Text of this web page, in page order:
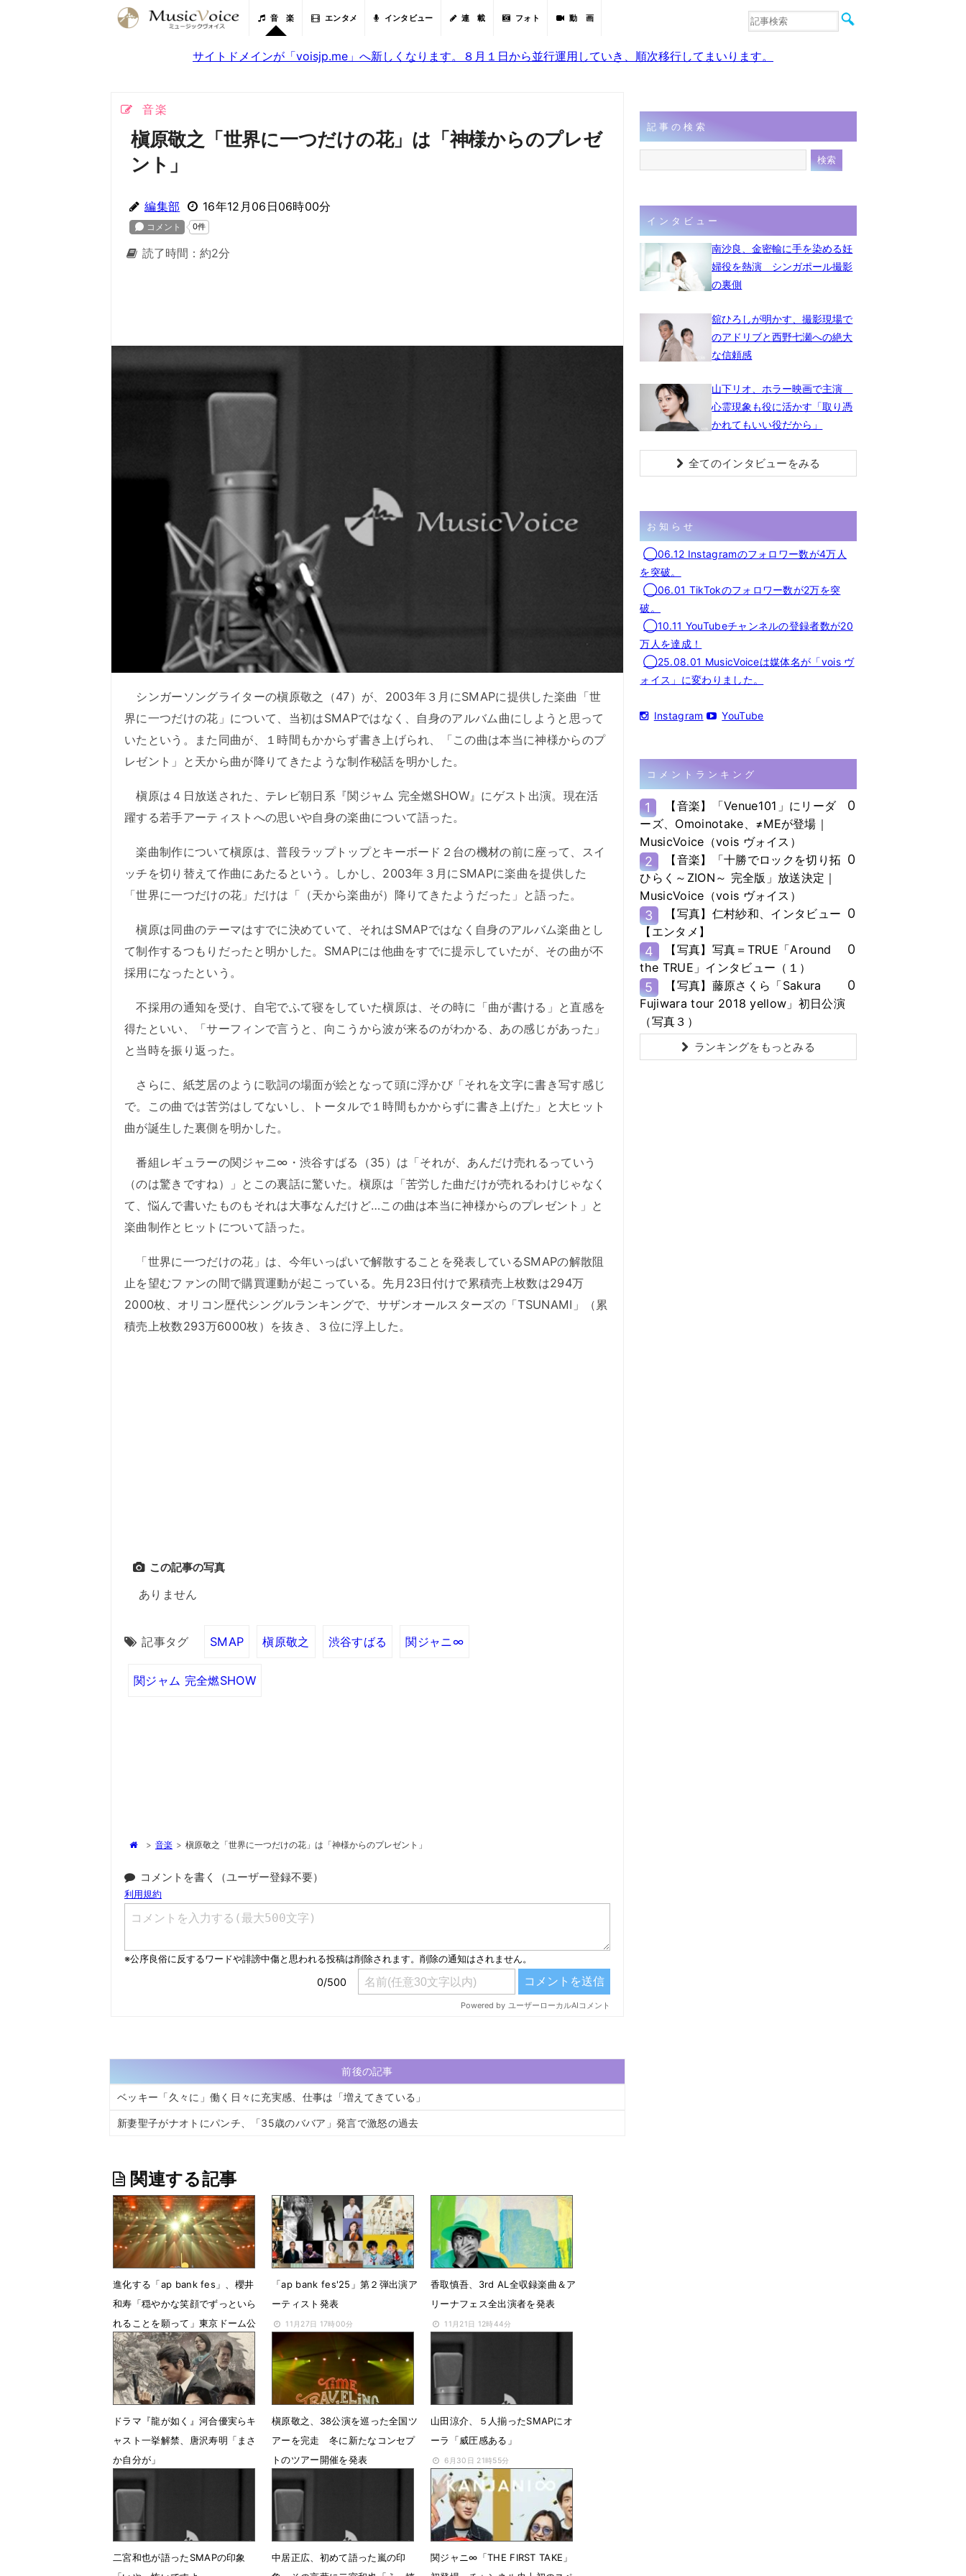
音 楽 エンタメ インタビュー 連 載 フォト 動 画
音楽
サイトドメインが「voisjp.me」へ新しくなります。８月１日から並行運用していき、順次移行してまいります。
音楽
槇原敬之「世界に一つだけの花」は「神様からのプレゼ
ント」
編集部 16年12月06日06時00分
読了時間：約2分
シンガーソングライターの槇原敬之（47）が、2003年３月にSMAPに提供した楽曲「世
界に一つだけの花」について、当初はSMAPではなく、自身のアルバム曲にしようと思って
いたという。また同曲が、１時間もかからず書き上げられ、「この曲は本当に神様からのプ
レゼント」と天から曲が降りてきたような制作秘話を明かした。
槇原は４日放送された、テレビ朝日系『関ジャム 完全燃SHOW』にゲスト出演。現在活
躍する若手アーティストへの思いや自身の楽曲について語った。
楽曲制作について槇原は、普段ラップトップとキーボード２台の機材の前に座って、スイ
ッチを切り替えて作曲にあたるという。しかし、2003年３月にSMAPに楽曲を提供した
「世界に一つだけの花」だけは「（天から楽曲が）降りてきたようだった」と語った。
槇原は同曲のテーマはすでに決めていて、それはSMAPではなく自身のアルバム楽曲とし
て制作するつもりだったと明かした。SMAPには他曲をすでに提示していたが、その曲が不
採用になったという。
不採用の通知を受け、自宅でふて寝をしていた槇原は、その時に「曲が書ける」と直感を
得たといい、「サーフィンで言うと、向こうから波が来るのがわかる、あの感じがあった」
と当時を振り返った。
さらに、紙芝居のように歌詞の場面が絵となって頭に浮かび「それを文字に書き写す感じ
で。この曲では苦労はしてないし、トータルで１時間もかからずに書き上げた」と大ヒット
曲が誕生した裏側を明かした。
番組レギュラーの関ジャニ∞・渋谷すばる（35）は「それが、あんだけ売れるっていう
（のは驚きですね）」とこの裏話に驚いた。槇原は「苦労した曲だけが売れるわけじゃなく
て、悩んで書いたものもそれは大事なんだけど…この曲は本当に神様からのプレゼント」と
楽曲制作とヒットについて語った。
「世界に一つだけの花」は、今年いっぱいで解散することを発表しているSMAPの解散阻
止を望むファンの間で購買運動が起こっている。先月23日付けで累積売上枚数は294万
2000枚、オリコン歴代シングルランキングで、サザンオールスターズの「TSUNAMI」（累
積売上枚数293万6000枚）を抜き、３位に浮上した。
この記事の写真
ありません
記事タグ SMAP 槇原敬之 渋谷すばる 関ジャニ∞
関ジャム 完全燃SHOW
> 音楽 > 槇原敬之「世界に一つだけの花」は「神様からのプレゼント」
コメントを書く（ユーザー登録不要）
前後の記事
ベッキー「久々に」働く日々に充実感、仕事は「増えてきている」
新妻聖子がナオトにパンチ、「35歳のババア」発言で激怒の過去
関連する記事
進化する「ap bank fes」、櫻井
和寿「穏やかな笑顔でずっといら
れることを願って」東京ドーム公
演初日レポート
2月17日 07時00分
「ap bank fes'25」第２弾出演ア
ーティスト発表
11月27日 17時00分
香取慎吾、3rd AL全収録楽曲＆ア
リーナフェス全出演者を発表
11月21日 12時44分
ドラマ『龍が如く』河合優実らキ
ャスト一挙解禁、唐沢寿明「まさ
か自分が」
10月1日 08時37分
槇原敬之、38公演を巡った全国ツ
アーを完走 冬に新たなコンセプ
トのツアー開催を発表
7月15日 22時21分
山田涼介、５人揃ったSMAPにオ
ーラ「威圧感ある」
6月30日 21時55分
二宮和也が語ったSMAPの印象
中居正広、初めて語った嵐の印
関ジャニ∞「THE FIRST TAKE」
記事の検索
インタビュー
南沙良、金密輸に手を染める妊
婦役を熱演 シンガポール撮影
の裏側
舘ひろしが明かす、撮影現場で
のアドリブと西野七瀬への絶大
な信頼感
山下リオ、ホラー映画で主演
心霊現象も役に活かす「取り憑
かれてもいい役だから」
全てのインタビューをみる
お知らせ
◯06.12 Instagramのフォロワー数が4万人
を突破。
◯06.01 TikTokのフォロワー数が2万を突
破。
◯10.11 YouTubeチャンネルの登録者数が20
万人を達成！
◯25.08.01 MusicVoiceは媒体名が「vois ヴ
ォイス」に変わりました。
Instagram YouTube
コメントランキング
1
【音楽】「Venue101」にリーダ
ーズ、Omoinotake、≠MEが登場｜
MusicVoice（vois ヴォイス）
0
2
【音楽】「十勝でロックを切り拓
ひらく～ZION～ 完全版」放送決定｜
MusicVoice（vois ヴォイス）
0
3
【写真】仁村紗和、インタビュー
【エンタメ】
0
4
【写真】写真＝TRUE「Around
the TRUE」インタビュー（１）
0
5
【写真】藤原さくら「Sakura
Fujiwara tour 2018 yellow」初日公演
（写真３）
0
ランキングをもっとみる